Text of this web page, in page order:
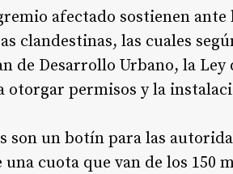
afectado sostienen
clandestinas, las cuales
de Desarrollo Urbano, la
permisos y la
son un botín para las
cuota que van de los 150